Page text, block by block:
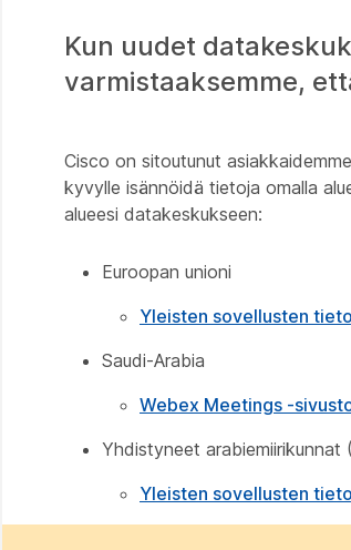
Kun uudet
varmistaaksemme,
Cisco on sitoutunut
kyvylle isännöidä tietoja omalla
alueesi datakeskukseen:
Euroopan unioni
Yleisten sovellusten
Saudi-Arabia
Webex Meetings -
Yhdistyneet arabiemiirikunnat
Yleisten sovellusten